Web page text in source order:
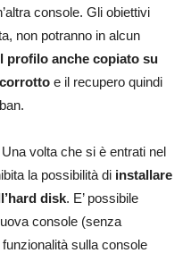
console. Gli obiettivi
non potranno in alcun
profilo anche copiato su
e il recupero quindi
Una volta che si è entrati nel
la possibilità di installare
disk. E’ possibile
console (senza
sulla console